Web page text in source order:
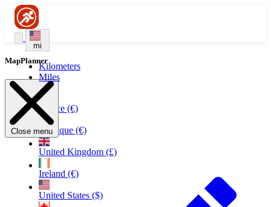
mi
Kilometers
Miles
France (€)
Belgique (€)
United Kingdom (£)
Ireland (€)
United States ($)
MapPlanner
Close menu